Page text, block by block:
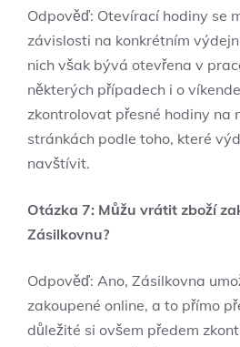
Odpověď: Otevírací hodiny se
závislosti ⁢na konkrétním
nich však bývá​ otevřena ‍v
některých případech‌ i o
zkontrolovat přesné hodiny na
stránkách podle toho, které
navštívit.
Otázka 7: Můžu⁢ vrátit zboží
Zásilkovnu?
Odpověď: Ano, Zásilkovna
zakoupené online, a‌ to přímo
důležité si ovšem předem